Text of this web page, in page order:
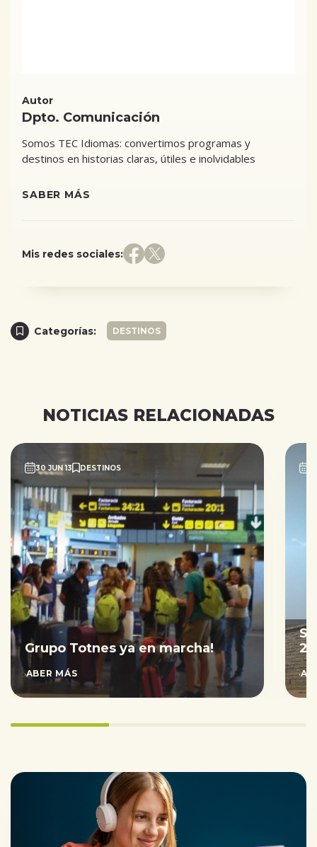
Autor
Dpto. Comunicación
Somos TEC Idiomas: convertimos programas y
destinos en historias claras, útiles e inolvidables
SABER MÁS
Mis redes sociales:
Categorías: DESTINOS
NOTICIAS RELACIONADAS
30 JUN 13 DESTINOS
Grupo Totnes ya en marcha!
SABER MÁS
33.333333333333336%